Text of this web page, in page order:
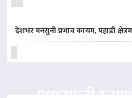
देशभर मनसुनी प्रभाव कायम, पहाडी